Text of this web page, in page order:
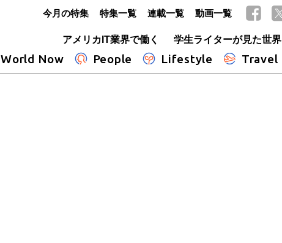
アメリカIT業界で働く
学生ライターが見た世界
World Now People Lifestyle Travel
今月の特集 特集一覧 連載一覧 動画一覧